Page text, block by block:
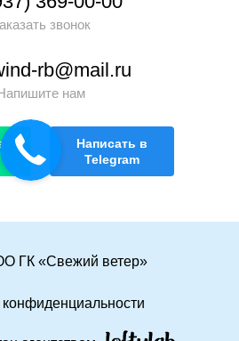
звонок
rb@mail.ru
нам
Написать в
Telegram
ГК «Свежий ветер»
конфиденциальности